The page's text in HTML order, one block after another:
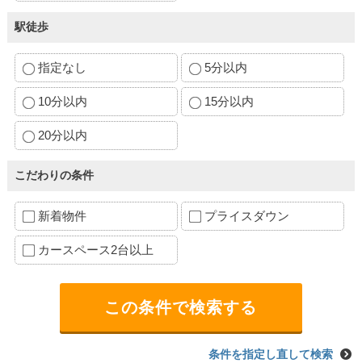
駅徒歩
指定なし 5分以内
10分以内 15分以内
20分以内
こだわりの条件
新着物件 プライスダウン
カースペース2台以上
条件を指定し直して検索